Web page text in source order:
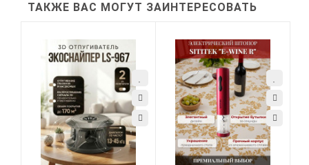
ТАКЖЕ ВАС МОГУТ ЗАИНТЕРЕСОВАТЬ